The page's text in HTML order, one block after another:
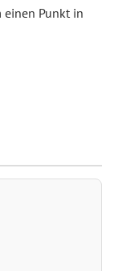
einen Punkt in